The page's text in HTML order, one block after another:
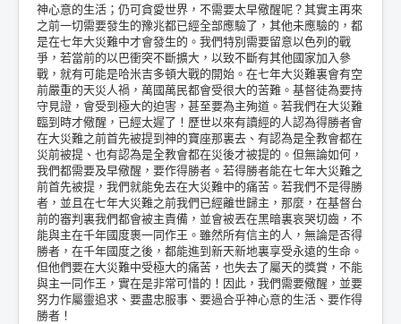
神心意的生活；仍可貪愛世界，不需要太早儆醒呢？其實主再來
之前一切需要發生的豫兆都已經全部應驗了，其他未應驗的，都
是在七年大災難中才會發生的。我們特別需要留意以色列的戰
爭，若當前的以巴衝突不斷擴大，以致不斷有其他國家加入參
戰，就有可能是哈米吉多頓大戰的開始。在七年大災難裏會有空
前嚴重的天災人禍，萬國萬民都會受很大的苦難。基督徒為要持
守見證，會受到極大的迫害，甚至要為主殉道。若我們在大災難
臨到時才儆醒，已經太遲了！歷世以來有讀經的人認為得勝者會
在大災難之前首先被提到神的寶座那裏去、有認為是全教會都在
災前被提、也有認為是全教會都在災後才被提的。但無論如何，
我們都需要及早儆醒，要作得勝者。若得勝者能在七年大災難之
前首先被提，我們就能免去在大災難中的痛苦。若我們不是得勝
者，並且在七年大災難之前我們已經離世歸主，那麼，在基督台
前的審判裏我們都會被主責備，並會被丟在黑暗裏哀哭切齒，不
能與主在千年國度裹一同作王。雖然所有信主的人，無論是否得
勝者，在千年國度之後，都能進到新天新地裏享受永遠的生命。
但他們要在大災難中受極大的痛苦，也失去了屬天的獎賞，不能
與主一同作王，實在是非常可惜的！因此，我們需要儆醒，並要
努力作屬靈追求、要盡忠服事、要過合乎神心意的生活、要作得
勝者！